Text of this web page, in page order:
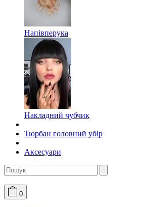
Напівперука
Накладний чубчик
Тюрбан головний убір
Аксесуари
0